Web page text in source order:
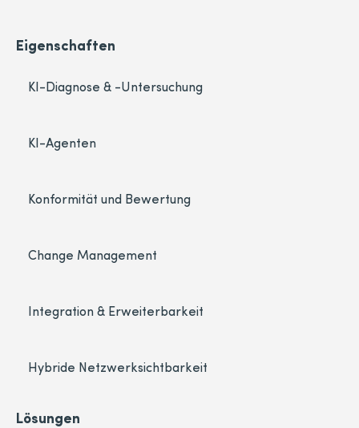
Eigenschaften
KI-Diagnose & -Untersuchung
KI-Agenten
Konformität und Bewertung
Change Management
Integration & Erweiterbarkeit
Hybride Netzwerksichtbarkeit
Lösungen